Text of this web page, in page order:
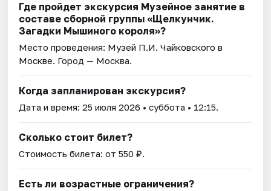
Где пройдет экскурсия Музейное занятие в
составе сборной группы «Щелкунчик.
Загадки Мышиного кoроля»?
Место проведения: Музей П.И. Чайковского в
Москве. Город — Москва.
Когда запланирован экскурсия?
Дата и время:25 июля 2026 • суббота • 12:15.
Сколько стоит билет?
Стоимость билета: от 550 ₽.
Есть ли возрастные ограничения?